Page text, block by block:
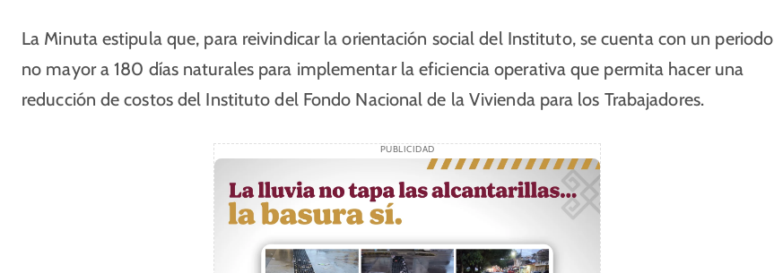
La Minuta estipula que, para reivindicar la orientación social del Instituto, se cuenta con un periodo
no mayor a 180 días naturales para implementar la eficiencia operativa que permita hacer una
reducción de costos del Instituto del Fondo Nacional de la Vivienda para los Trabajadores.
PUBLICIDAD